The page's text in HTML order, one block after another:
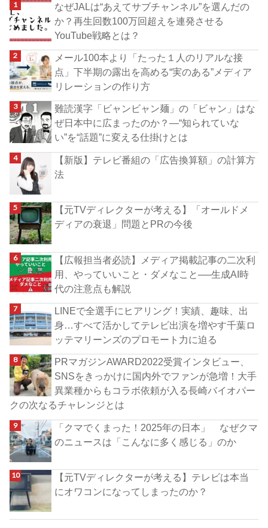
なぜJALは“あえてサブチャンネル”を選んだの
か？再生回数100万回超えを連発させる
YouTube戦略とは？
メール100本より「たった１人のリアルな接
点」下半期の露出を高める“実のある”メディア
リレーションの作り方
難読漢字「ビャンビャン麺」の「ビャン」はな
ぜ日本中に広まったのか？―“知られていな
い”を“話題”に変える仕掛けとは
【新版】テレビ番組の「広告換算額」の計算方
法
【元TVディレクターが考える】「オールドメ
ディアの衰退」問題とPRの今後
【広報担当者必読】メディア掲載記事の二次利
用、やっていいこと・ダメなこと──生成AI時
代の注意点も解説
LINEで全選手にヒアリング！実績、趣味、出
身…すべて活かしてテレビ出演を増やす千葉ロ
ッテマリーンズのプロモート力に迫る
PRマガジンAWARD2022受賞インタビュー、
SNSをきっかけに国内外でファンが急増！大手
異業種からもコラボ依頼が入る長崎バイオパー
クの次なるチャレンジとは
「クマでくまった！2025年の日本」 なぜクマ
のニュースは「こんなに多く感じる」のか
【元TVディレクターが考える】テレビは本当
にオワコンになってしまったのか？